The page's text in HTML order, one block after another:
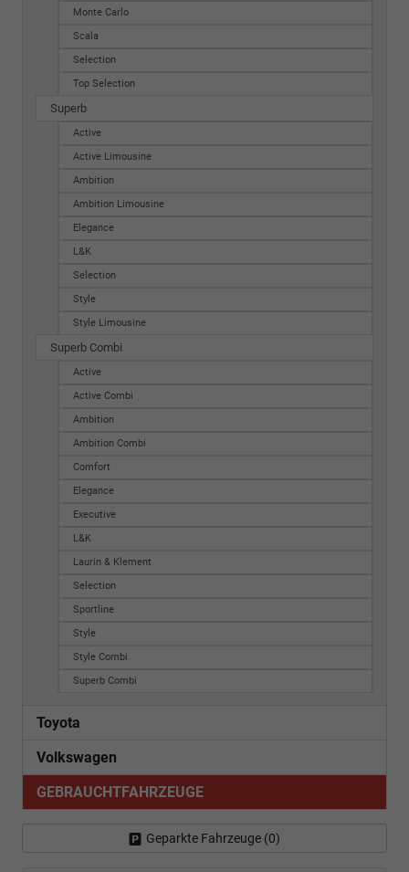
Monte Carlo
Scala
Selection
Top Selection
Superb
Active
Active Limousine
Ambition
Ambition Limousine
Elegance
L&K
Selection
Style
Style Limousine
Superb Combi
Active
Active Combi
Ambition
Ambition Combi
Comfort
Elegance
Executive
L&K
Laurin & Klement
Selection
Sportline
Style
Style Combi
Superb Combi
Toyota
Volkswagen
GEBRAUCHTFAHRZEUGE
Geparkte Fahrzeuge (0)